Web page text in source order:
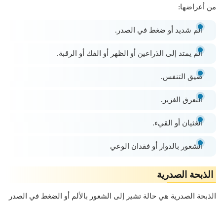
من أعراضها:
ألم شديد أو ضغط في الصدر.
ألم يمتد إلى الذراعين أو الظهر أو الفك أو الرقبة.
ضيق التنفس.
التعرق الغزير.
الغثيان أو القيء.
الشعور بالدوار أو فقدان الوعي
الذبحة الصدرية
الذبحة الصدرية هي حالة تشير إلى الشعور بالألم أو الضغط في الصدر